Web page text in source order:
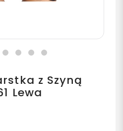
z Szyną
Lewa